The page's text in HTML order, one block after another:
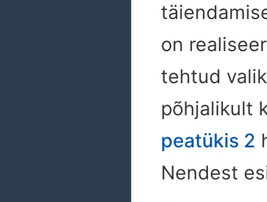
on
tehtud
põhjalikult
peatükis 2
Nendest